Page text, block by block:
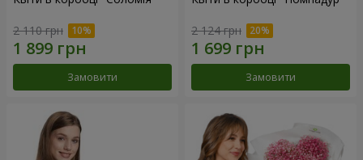
2 110 грн
Замовити
2 124 грн
Замовити